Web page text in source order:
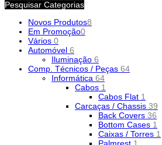
Pesquisar Categorias
Novos Produtos8
Em Promoção0
Vários 0
Automóvel 6
Iluminação 6
Comp. Técnicos / Peças 64
Informática 64
Cabos 1
Cabos Flat 1
Carcaças / Chassis 39
Back Covers 36
Bottom Cases 1
Caixas / Torres 1